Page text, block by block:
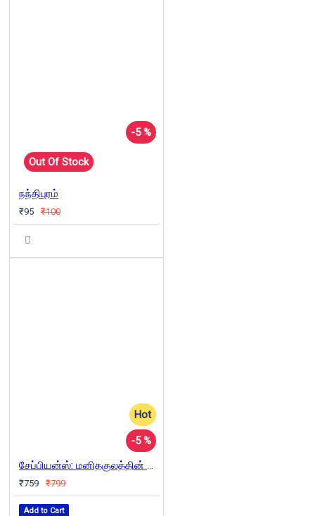
-5 %
Out Of Stock
நந்திபுரம்
₹95 ₹100
Hot
-5 %
சேப்பியன்ஸ்: மனிதகுலத்தின் ஒரு சுருக்கமான வரலாறு | Sapiens
₹759 ₹799
Add to Cart